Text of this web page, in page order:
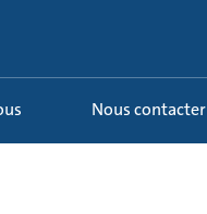
Nous contacter